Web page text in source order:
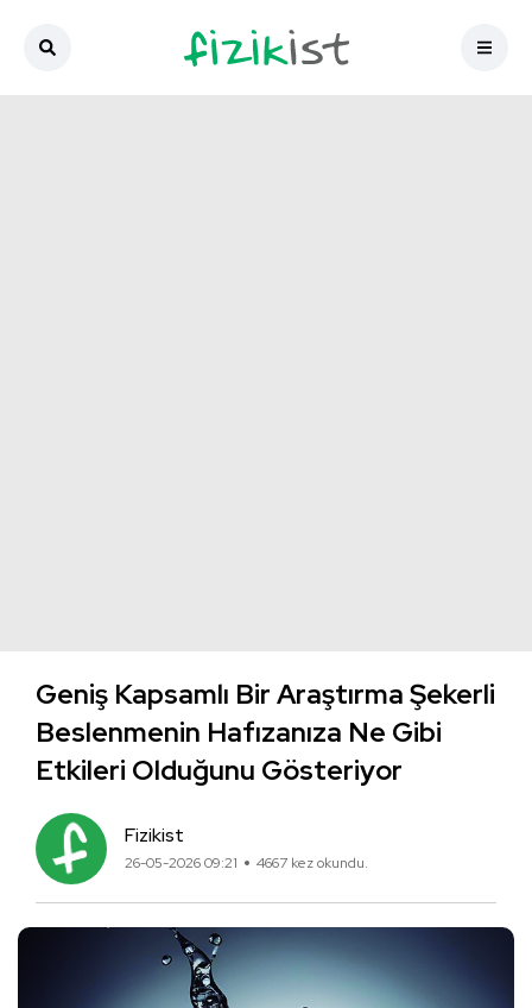
Geniş Kapsamlı Bir Araştırma Şekerli
Beslenmenin Hafızanıza Ne Gibi
Etkileri Olduğunu Gösteriyor
Fizikist
26-05-2026 09:21 4667 kez okundu.